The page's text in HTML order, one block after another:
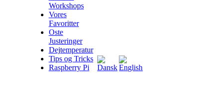
Workshops
Vores
Favoritter
Oste
Justeringer
Dejtemperatur
Tips og Tricks
Raspberry Pi